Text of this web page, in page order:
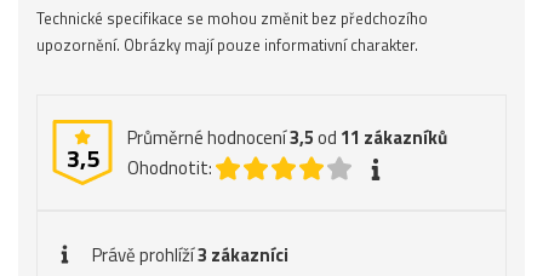
Technické specifikace se mohou změnit bez předchozího
upozornění. Obrázky mají pouze informativní charakter.
3,5
Průměrné hodnocení3,5od 11 zákazníků
Ohodnotit:
Právě prohlíží3 zákazníci